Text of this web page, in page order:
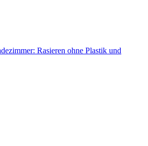
Rasieren ohne Plastik und